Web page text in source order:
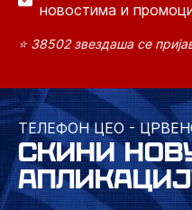
новостима и
⭐ 38502 звездаша се
ТЕЛЕФОН ЦЕО -
СКИНИ